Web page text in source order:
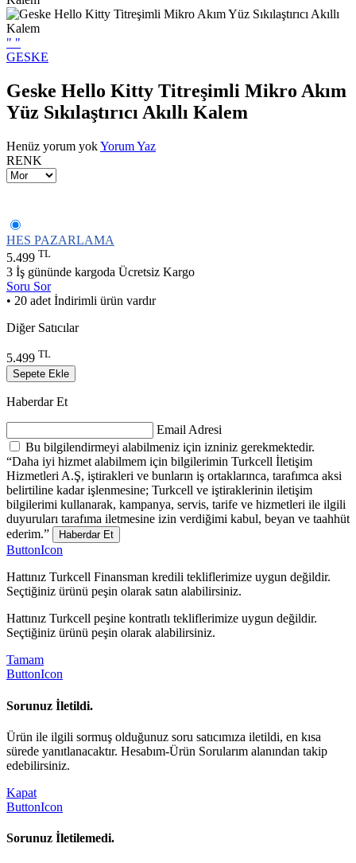
" "
GESKE
Geske Hello Kitty Titreşimli Mikro Akım
Yüz Sıkılaştırıcı Akıllı Kalem
Henüz yorum yokYorum Yaz
RENK
HES PAZARLAMA
5.499 TL
3 İş gününde kargoda Ücretsiz Kargo
Soru Sor
• 20 adet İndirimli ürün vardır
Diğer Satıcılar
5.499 TL
Sepete Ekle
Haberdar Et
Email Adresi
Bu bilgilendirmeyi alabilmeniz için izniniz gerekmektedir.
“Daha iyi hizmet alabilmem için bilgilerimin Turkcell İletişim
Hizmetleri A.Ş, iştirakleri ve bunların iş ortaklarınca, tarafımca aksi
belirtiline kadar işlenmesine; Turkcell ve iştiraklerinin iletişim
bilgilerimi kullanarak, kampanya, servis, tarife ve hizmetleri ile ilgili
duyuruları tarafıma iletmesine izin verdiğimi kabul, beyan ve taahhüt
ederim.”
Haberdar Et
ButtonIcon
Hattınız Turkcell Finansman kredili tekliflerimize uygun değildir.
Seçtiğiniz ürünü peşin olarak satın alabilirsiniz.
Hattınız Turkcell peşine kontratlı tekliflerimize uygun değildir.
Seçtiğiniz ürünü peşin olarak alabilirsiniz.
Tamam
ButtonIcon
Sorunuz İletildi.
Ürün ile ilgili sormuş olduğunuz soru satıcımıza iletildi, en kısa
sürede yanıtlanacaktır. Hesabım-Ürün Sorularım alanından takip
edebilirsiniz.
Kapat
ButtonIcon
Sorunuz İletilemedi.